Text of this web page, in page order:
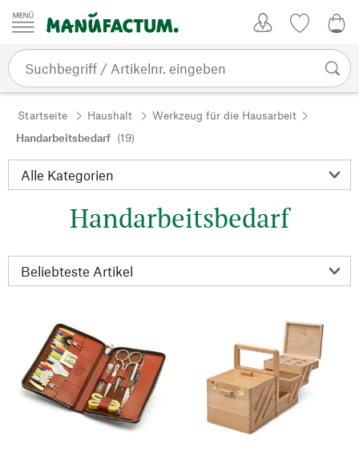
Zum Inhalt springen
Startseite Haushalt
Werkzeug für die Hausarbeit
Handarbeitsbedarf (19)
Handarbeitsbedarf